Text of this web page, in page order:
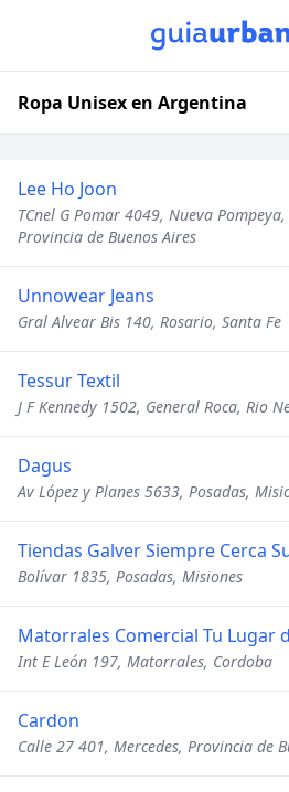
Ropa Unisex en Argentina
Lee Ho Joon
TCnel G Pomar 4049, Nueva Pompeya,
Provincia de Buenos Aires
Unnowear Jeans
Gral Alvear Bis 140, Rosario, Santa Fe
Tessur Textil
J F Kennedy 1502, General Roca, Rio
Dagus
Av López y Planes 5633, Posadas,
Tiendas Galver Siempre Cerca
Bolívar 1835, Posadas, Misiones
Matorrales Comercial Tu Lugar
Int E León 197, Matorrales, Cordoba
Cardon
Calle 27 401, Mercedes, Provincia de